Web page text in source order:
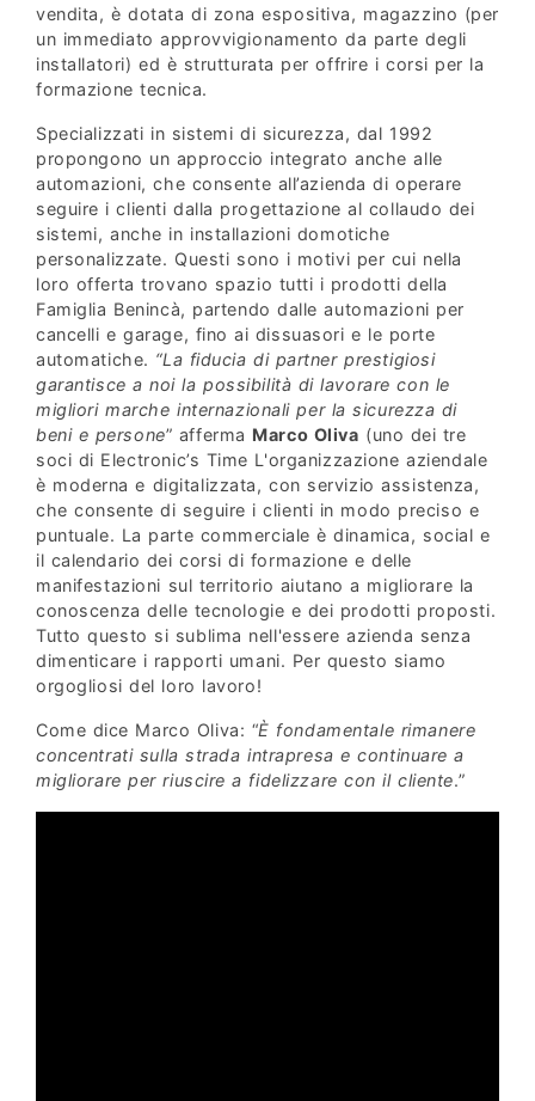
vendita, è dotata di zona espositiva, magazzino (per
un immediato approvvigionamento da parte degli
installatori) ed è strutturata per offrire i corsi per la
formazione tecnica.
Specializzati in sistemi di sicurezza, dal 1992
propongono un approccio integrato anche alle
automazioni, che consente all’azienda di operare
seguire i clienti dalla progettazione al collaudo dei
sistemi, anche in installazioni domotiche
personalizzate. Questi sono i motivi per cui nella
loro offerta trovano spazio tutti i prodotti della
Famiglia Benincà, partendo dalle automazioni per
cancelli e garage, fino ai dissuasori e le porte
automatiche. “La fiducia di partner prestigiosi
garantisce a noi la possibilità di lavorare con le
migliori marche internazionali per la sicurezza di
beni e persone” afferma Marco Oliva (uno dei tre
soci di Electronic’s Time L'organizzazione aziendale
è moderna e digitalizzata, con servizio assistenza,
che consente di seguire i clienti in modo preciso e
puntuale. La parte commerciale è dinamica, social e
il calendario dei corsi di formazione e delle
manifestazioni sul territorio aiutano a migliorare la
conoscenza delle tecnologie e dei prodotti proposti.
Tutto questo si sublima nell'essere azienda senza
dimenticare i rapporti umani. Per questo siamo
orgogliosi del loro lavoro!
Come dice Marco Oliva: “È fondamentale rimanere
concentrati sulla strada intrapresa e continuare a
migliorare per riuscire a fidelizzare con il cliente.”